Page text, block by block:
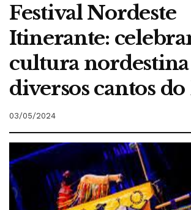
Festival Nordeste
Itinerante:
cultura
diversos cantos do
03/05/2024